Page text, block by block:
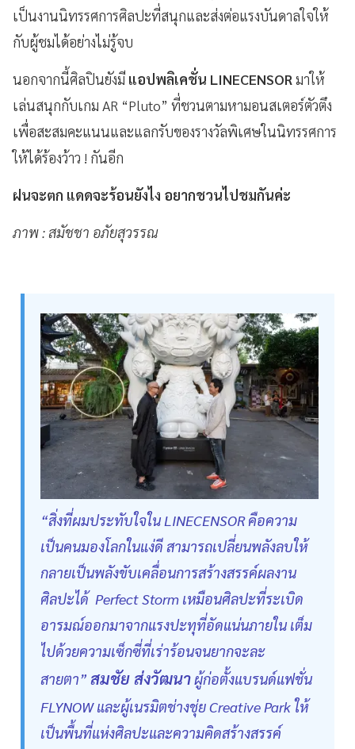
เป็นงานนิทรรศการศิลปะที่สนุกและส่งต่อแรงบันดาลใจให้
กับผู้ชมได้อย่างไม่รู้จบ
นอกจากนี้ศิลปินยังมี แอปพลิเคชั่น LINECENSOR มาให้
เล่นสนุกกับเกม AR “Pluto” ที่ชวนตามหามอนสเตอร์ตัวตึง
เพื่อสะสมคะแนนและแลกรับของรางวัลพิเศษในนิทรรศการ
ให้ได้ร้องว้าว ! กันอีก
ฝนจะตก แดดจะร้อนยังไง อยากชวนไปชมกันค่ะ
ภาพ : สมัชชา อภัยสุวรรณ
“สิ่งที่ผมประทับใจใน LINECENSOR คือความ
เป็นคนมองโลกในแง่ดี สามารถเปลี่ยนพลังลบให้
กลายเป็นพลังขับเคลื่อนการสร้างสรรค์ผลงาน
ศิลปะได้ Perfect Storm เหมือนศิลปะที่ระเบิด
อารมณ์ออกมาจากแรงปะทุที่อัดแน่นภายใน เต็ม
ไปด้วยความเซ็กซี่ที่เร่าร้อนจนยากจะละ
สายตา” สมชัย ส่งวัฒนาผู้ก่อตั้งแบรนด์แฟชั่น
FLYNOW และผู้เนรมิตช่างชุ่ย Creative Park ให้
เป็นพื้นที่แห่งศิลปะและความคิดสร้างสรรค์